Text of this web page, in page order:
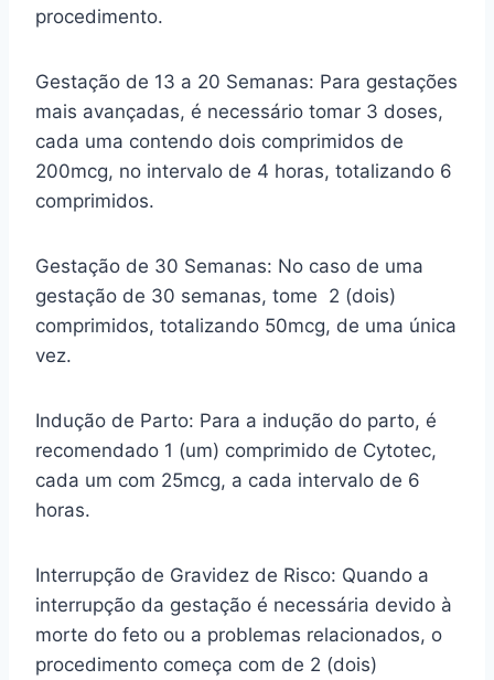
procedimento.
Gestação de 13 a 20 Semanas: Para gestações
mais avançadas, é necessário tomar 3 doses,
cada uma contendo dois comprimidos de
200mcg, no intervalo de 4 horas, totalizando 6
comprimidos.
Gestação de 30 Semanas: No caso de uma
gestação de 30 semanas, tome 2 (dois)
comprimidos, totalizando 50mcg, de uma única
vez.
Indução de Parto: Para a indução do parto, é
recomendado 1 (um) comprimido de Cytotec,
cada um com 25mcg, a cada intervalo de 6
horas.
Interrupção de Gravidez de Risco: Quando a
interrupção da gestação é necessária devido à
morte do feto ou a problemas relacionados, o
procedimento começa com de 2 (dois)